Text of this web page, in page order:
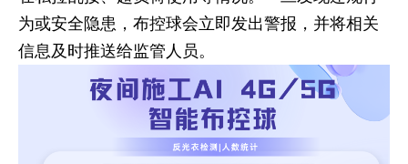
为或安全隐患，布控球会立即发出警报，并将相关
信息及时推送给监管人员。